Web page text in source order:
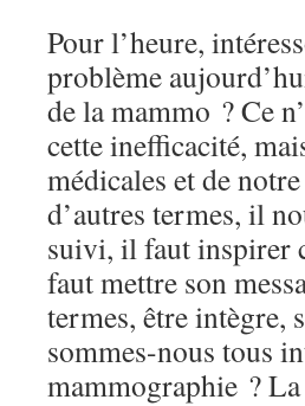
Pour l’heure,
problème
de la mammo ? Ce
cette inefficacité,
médicales et de
d’autres termes, il
suivi, il faut inspirer
faut mettre son
termes, être intègre,
sommes-nous tous
mammographie ?